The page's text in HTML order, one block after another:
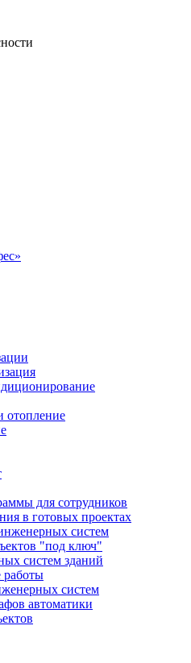
отопление
для сотрудников
в готовых проектах
систем
"под ключ"
систем зданий
работы
систем
автоматики